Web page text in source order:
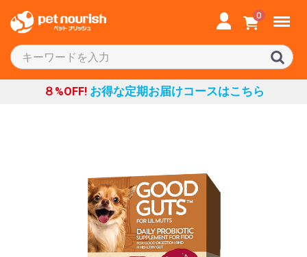
0 Menu
８%OFF!お得な定期お届けコースはこちら